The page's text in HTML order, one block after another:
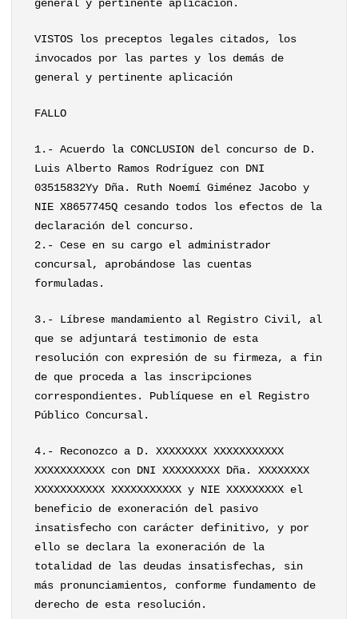
general y pertinente aplicación.
VISTOS los preceptos legales citados, los
invocados por las partes y los demás de
general y pertinente aplicación
FALLO
1.- Acuerdo la CONCLUSION del concurso de D.
Luis Alberto Ramos Rodríguez con DNI
03515832Yy Dña. Ruth Noemí Giménez Jacobo y
NIE X8657745Q cesando todos los efectos de la
declaración del concurso.
2.- Cese en su cargo el administrador
concursal, aprobándose las cuentas
formuladas.
3.- Líbrese mandamiento al Registro Civil, al
que se adjuntará testimonio de esta
resolución con expresión de su firmeza, a fin
de que proceda a las inscripciones
correspondientes. Publíquese en el Registro
Público Concursal.
4.- Reconozco a D. XXXXXXXX XXXXXXXXXXX
XXXXXXXXXXX con DNI XXXXXXXXX Dña. XXXXXXXX
XXXXXXXXXXX XXXXXXXXXXX y NIE XXXXXXXXX el
beneficio de exoneración del pasivo
insatisfecho con carácter definitivo, y por
ello se declara la exoneración de la
totalidad de las deudas insatisfechas, sin
más pronunciamientos, conforme fundamento de
derecho de esta resolución.